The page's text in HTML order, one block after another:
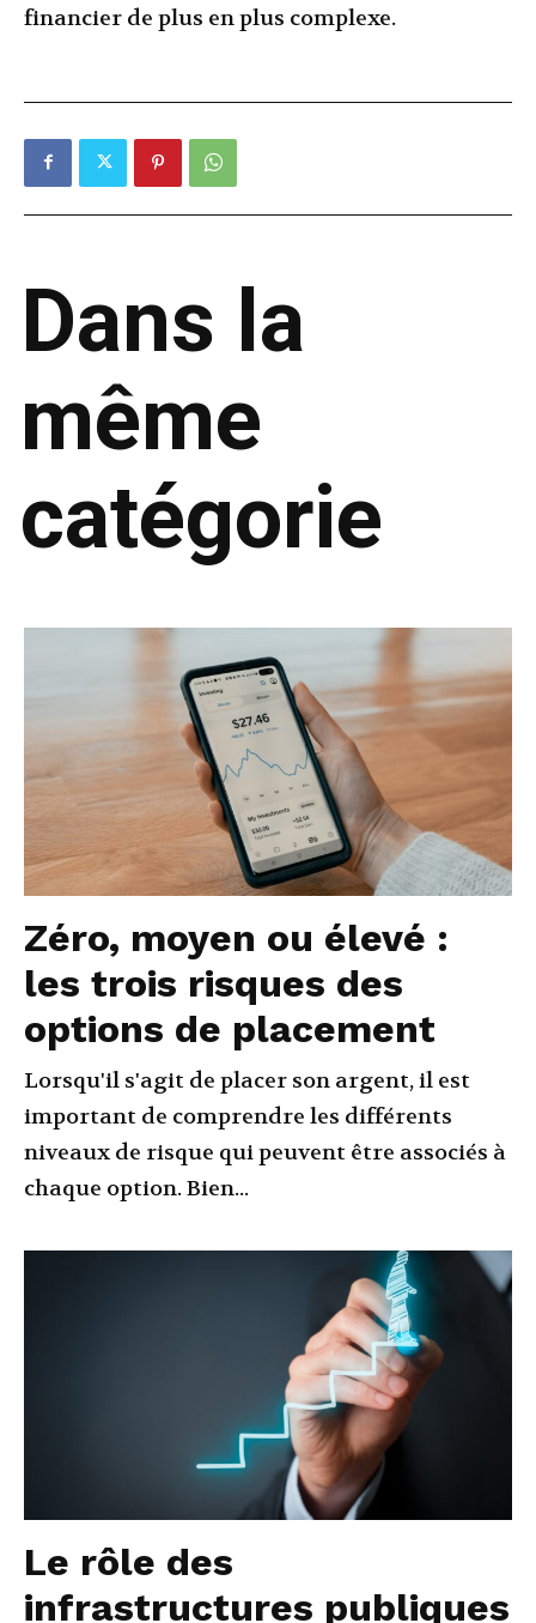
financier de plus en plus complexe.
Dans la
même
catégorie
Zéro, moyen ou élevé :
les trois risques des
options de placement
Lorsqu'il s'agit de placer son argent, il est
important de comprendre les différents
niveaux de risque qui peuvent être associés à
chaque option. Bien...
Le rôle des
infrastructures publiques